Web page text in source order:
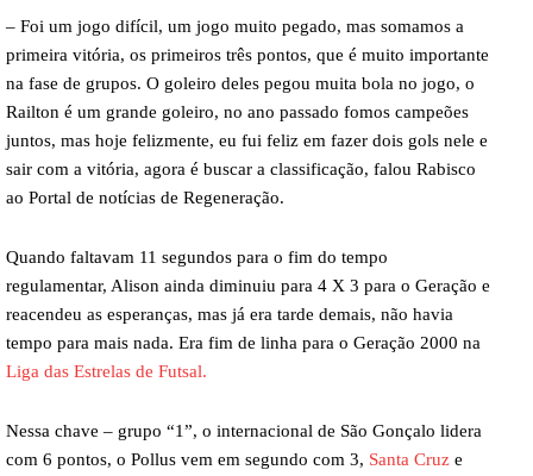
– Foi um jogo difícil, um jogo muito pegado, mas somamos a
primeira vitória, os primeiros três pontos, que é muito importante
na fase de grupos. O goleiro deles pegou muita bola no jogo, o
Railton é um grande goleiro, no ano passado fomos campeões
juntos, mas hoje felizmente, eu fui feliz em fazer dois gols nele e
sair com a vitória, agora é buscar a classificação, falou Rabisco
ao Portal de notícias de Regeneração.
Quando faltavam 11 segundos para o fim do tempo
regulamentar, Alison ainda diminuiu para 4 X 3 para o Geração e
reacendeu as esperanças, mas já era tarde demais, não havia
tempo para mais nada. Era fim de linha para o Geração 2000 na
Liga das Estrelas de Futsal.
Nessa chave – grupo “1”, o internacional de São Gonçalo lidera
com 6 pontos, o Pollus vem em segundo com 3, Santa Cruz e